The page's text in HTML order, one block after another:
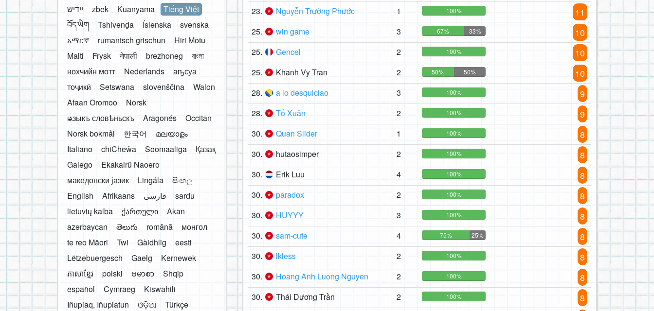
23. Nguyễn Trường Phước 1 100% 11
25. win game 3 67% 33% 10
25. Gencel 2 100% 10
25. Khanh Vy Tran 2 50% 50% 10
28. a lo desquiciao 3 100% 9
28. Tố Xuân 2 100% 9
30. Quan Slider 1 100% 8
30. hutaosimper 2 100% 8
30. Erik Luu 4 100% 8
30. paradox 2 100% 8
30. HUYYY 3 100% 8
30. sam-cute 4 75% 25% 8
30. lkless 2 100% 8
30. Hoang Anh Luong Nguyen 2 100% 8
30. Thái Dương Trần 2 100% 8
ייִדיש
zbek Kuanyama
Tiếng Việt
བོད་ཡིག
Tshivenḓa Íslenska
svenska
አማርኛ
rumantsch grischun
Hiri Motu
Malti
Frysk नेपाली brezhoneg
বাংলা
нохчийн мотт
Nederlands
аҧсуа
тоҷикӣ
Setswana slovenščina
Walon
Afaan Oromoo
Norsk
ѩзыкъ словѣньскъ
Aragonés
Occitan
Norsk bokmål
한국어
മലയാളം
Italiano
chiCheŵa Soomaaliga
Қазақ
Galego
Ekakairũ Naoero
македонски јазик
Lingála
සිංහල
English
Afrikaans فارسی
sardu
lietuvių kalba
ქართული
Akan
azərbaycan
తెలుగు română
монгол
te reo Māori
Twi Gàidhlig
eesti
Lëtzebuergesch
Gaelg
Kernewek
ភាសាខ្មែរ
polski ဗမာစာ
Shqip
español
Cymraeg
Kiswahili
Iñupiaq, Iñupiatun
ଓଡ଼ିଆ
Türkçe